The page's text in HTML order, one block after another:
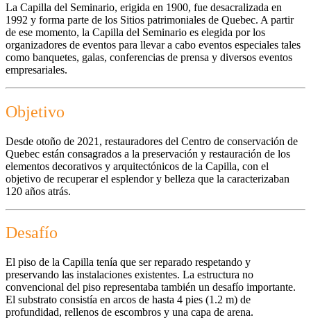
La Capilla del Seminario, erigida en 1900, fue desacralizada en
1992 y forma parte de los Sitios patrimoniales de Quebec. A partir
de ese momento, la Capilla del Seminario es elegida por los
organizadores de eventos para llevar a cabo eventos especiales tales
como banquetes, galas, conferencias de prensa y diversos eventos
empresariales.
Objetivo
Desde otoño de 2021, restauradores del Centro de conservación de
Quebec están consagrados a la preservación y restauración de los
elementos decorativos y arquitectónicos de la Capilla, con el
objetivo de recuperar el esplendor y belleza que la caracterizaban
120 años atrás.
Desafío
El piso de la Capilla tenía que ser reparado respetando y
preservando las instalaciones existentes. La estructura no
convencional del piso representaba también un desafío importante.
El substrato consistía en arcos de hasta 4 pies (1.2 m) de
profundidad, rellenos de escombros y una capa de arena.